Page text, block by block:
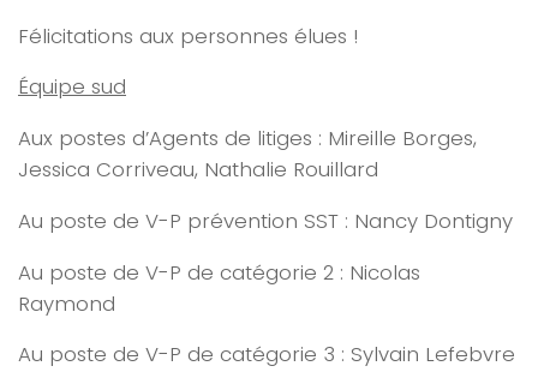
Félicitations aux personnes élues !
Équipe sud
Aux postes d’Agents de litiges : Mireille Borges,
Jessica Corriveau, Nathalie Rouillard
Au poste de V-P prévention SST : Nancy Dontigny
Au poste de V-P de catégorie 2 : Nicolas
Raymond
Au poste de V-P de catégorie 3 : Sylvain Lefebvre